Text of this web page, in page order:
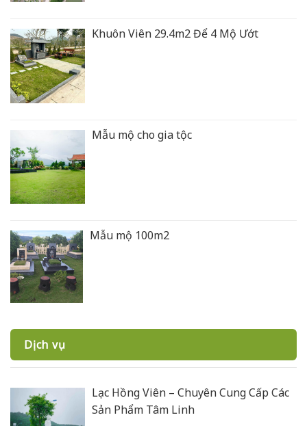
Khuôn Viên 29.4m2 Để 4 Mộ Ướt
Mẫu mộ cho gia tộc
Mẫu mộ 100m2
Dịch vụ
Lạc Hồng Viên – Chuyên Cung Cấp Các
Sản Phẩm Tâm Linh